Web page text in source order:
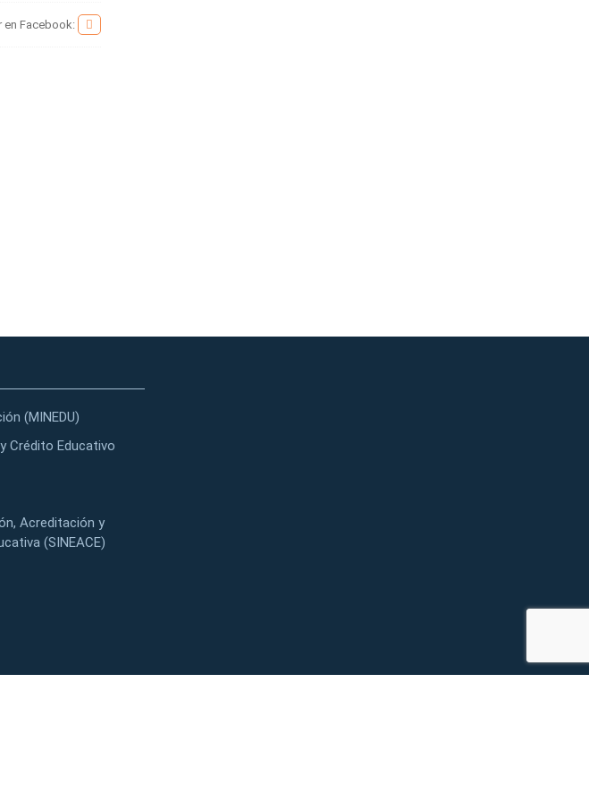
en Facebook:
(MINEDU)
Crédito Educativo
Acreditación y
(SINEACE)